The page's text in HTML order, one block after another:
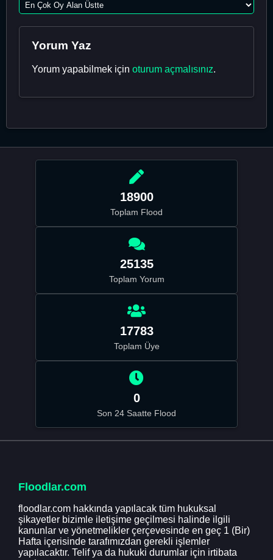
Yorum Yaz
Yorum yapabilmek için oturum açmalısınız.
18900
Toplam Flood
25135
Toplam Yorum
17783
Toplam Üye
0
Son 24 Saatte Flood
Floodlar.com
floodlar.com hakkında yapılacak tüm hukuksal
şikayetler bizimle iletişime geçilmesi halinde ilgili
kanunlar ve yönetmelikler çerçevesinde en geç 1 (Bir)
Hafta içerisinde tarafımızdan gerekli işlemler
yapılacaktır. Telif ya da hukuki durumlar için irtibata